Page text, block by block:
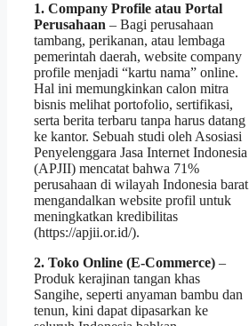
1. Company Profile atau Portal
Perusahaan – Bagi perusahaan
tambang, perikanan, atau lembaga
pemerintah daerah, website company
profile menjadi “kartu nama” online.
Hal ini memungkinkan calon mitra
bisnis melihat portofolio, sertifikasi,
serta berita terbaru tanpa harus datang
ke kantor. Sebuah studi oleh Asosiasi
Penyelenggara Jasa Internet Indonesia
(APJII) mencatat bahwa 71%
perusahaan di wilayah Indonesia barat
mengandalkan website profil untuk
meningkatkan kredibilitas
(https://apjii.or.id/).
2. Toko Online (E‑Commerce) –
Produk kerajinan tangan khas
Sangihe, seperti anyaman bambu dan
tenun, kini dapat dipasarkan ke